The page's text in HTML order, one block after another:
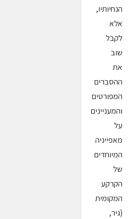
הנחיותיו,
אלא
לקבל
שוב
את
ההסברים
המפורטים
והמעניינים
על
מאפייניה
המיוחדים
של
הקרקע
המקומית
(גיר,